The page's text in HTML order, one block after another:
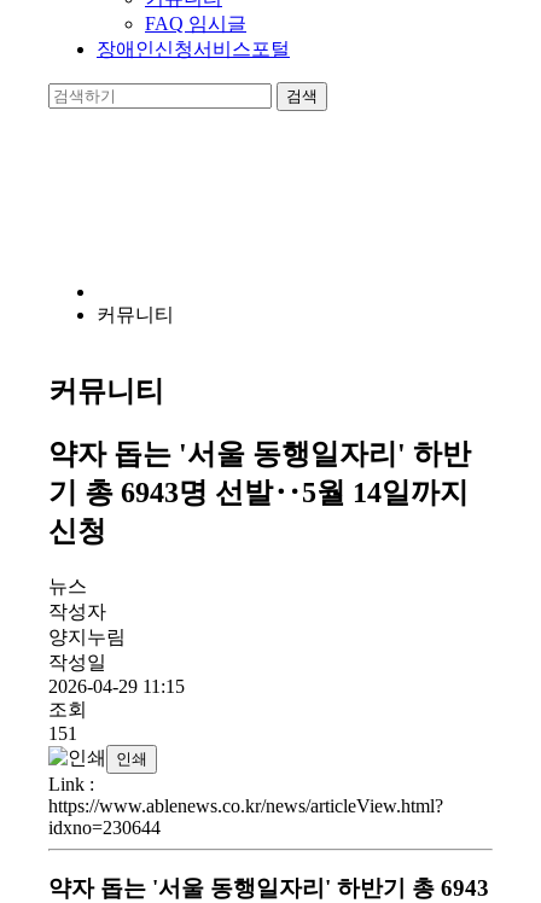
FAQ 임시글
장애인신청서비스포털
커뮤니티
커뮤니티
약자 돕는 '서울 동행일자리' 하반
기 총 6943명 선발‥5월 14일까지
신청
뉴스
작성자
양지누림
작성일
2026-04-29 11:15
조회
151
인쇄
Link :
https://www.ablenews.co.kr/news/articleView.html?
idxno=230644
약자 돕는 '서울 동행일자리' 하반기 총 6943